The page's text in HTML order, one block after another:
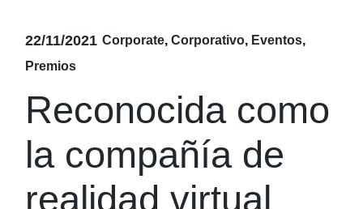
22/11/2021 Corporate Corporativo
Eventos
Premios
Reconocida como
la compañía de
realidad virtual